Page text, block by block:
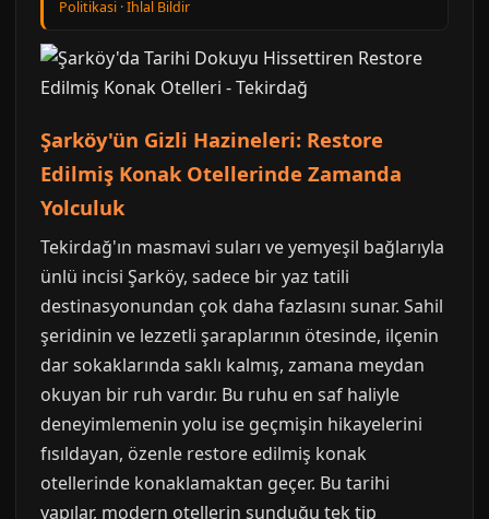
Politikasi ·Ihlal Bildir
Şarköy'ün Gizli Hazineleri: Restore
Edilmiş Konak Otellerinde Zamanda
Yolculuk
Tekirdağ'ın masmavi suları ve yemyeşil bağlarıyla
ünlü incisi Şarköy, sadece bir yaz tatili
destinasyonundan çok daha fazlasını sunar. Sahil
şeridinin ve lezzetli şaraplarının ötesinde, ilçenin
dar sokaklarında saklı kalmış, zamana meydan
okuyan bir ruh vardır. Bu ruhu en saf haliyle
deneyimlemenin yolu ise geçmişin hikayelerini
fısıldayan, özenle restore edilmiş konak
otellerinde konaklamaktan geçer. Bu tarihi
yapılar, modern otellerin sunduğu tek tip